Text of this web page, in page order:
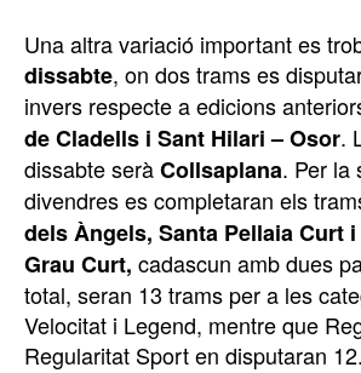
Una altra variació important es
dissabte, on dos trams es
invers respecte a edicions
de Cladells i Sant Hilari – Osor.
dissabte seràCollsaplana. Per la
divendres es completaran els
dels Àngels, Santa Pellaia Curt
Grau Curt, cadascun amb dues
total, seran 13 trams per a les
Velocitat i Legend, mentre que
Regularitat Sport en disputaran 12.